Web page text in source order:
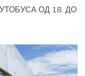
ОД 18. ДО